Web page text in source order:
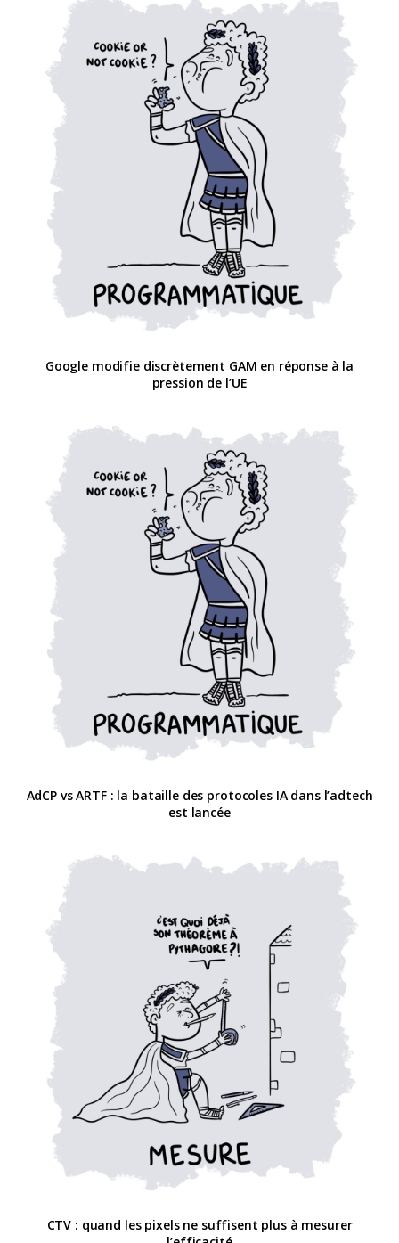
Google modifie discrètement GAM en réponse à la
pression de l’UE
AdCP vs ARTF : la bataille des protocoles IA dans l’adtech
est lancée
CTV : quand les pixels ne suffisent plus à mesurer